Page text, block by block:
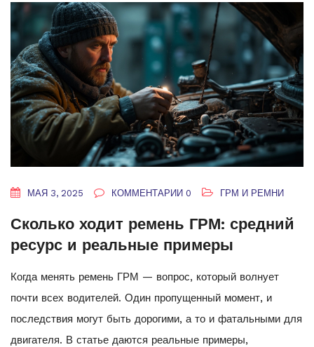
МАЯ 3, 2025 КОММЕНТАРИИ 0 ГРМ И РЕМНИ
Сколько ходит ремень ГРМ: средний
ресурс и реальные примеры
Когда менять ремень ГРМ — вопрос, который волнует
почти всех водителей. Один пропущенный момент, и
последствия могут быть дорогими, а то и фатальными для
двигателя. В статье даются реальные примеры,